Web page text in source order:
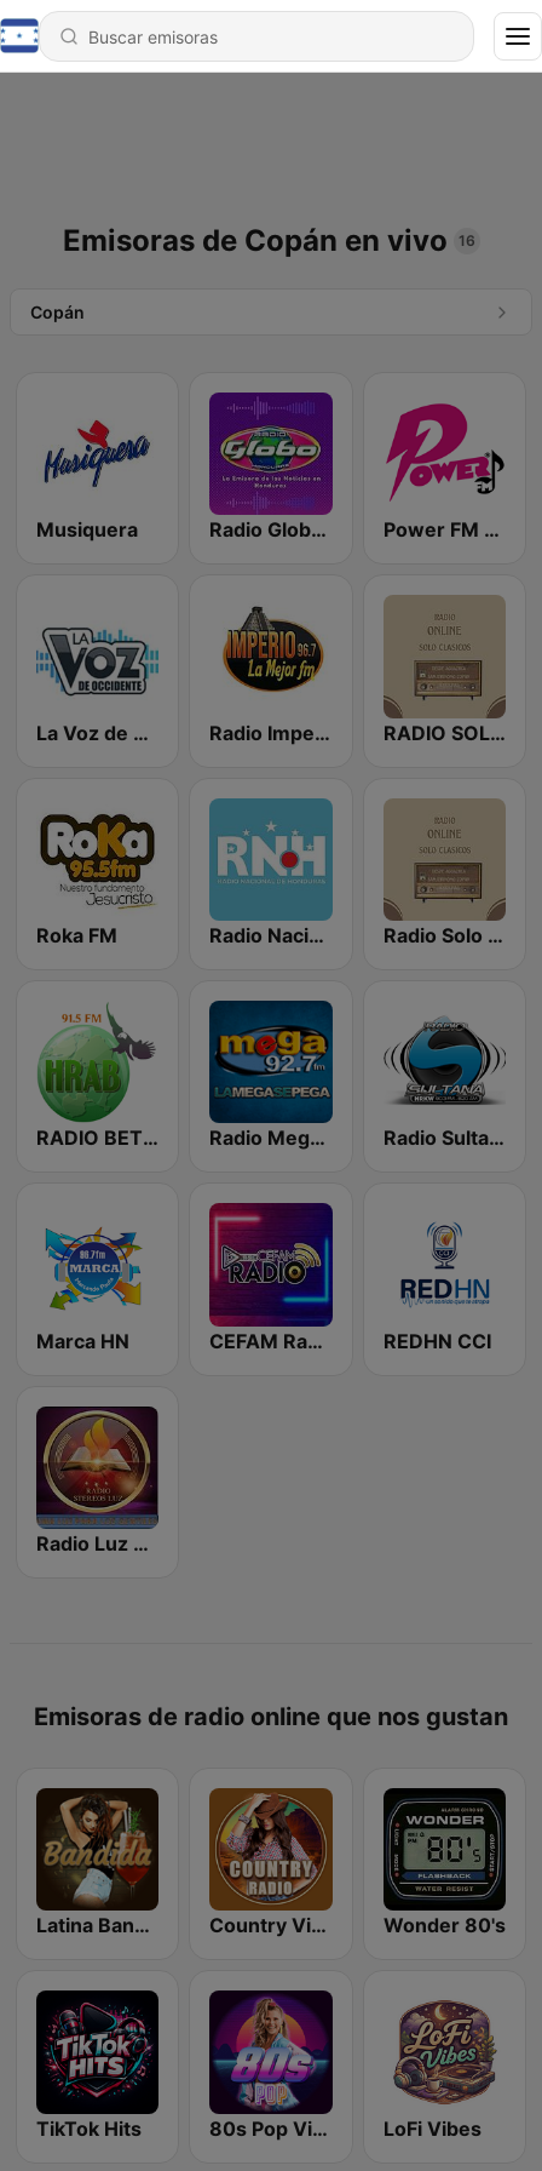
Emisoras de Copán en vivo 16
Copán
Musiquera Radio Globo Honduras Power FM Honduras
La Voz de Occidente Radio Imperio HN RADIO SOLO CLASICOS SOLO BUENA MUSICA
Roka FM Radio Nacional de Honduras Radio Solo Clasicos Online
RADIO BETEL HRAB Radio Mega 92.7 FM Radio Sultana
Marca HN CEFAM Radio 88.3 FM REDHN CCI
Radio Luz Estereo
Emisoras de radio online que nos gustan
Latina Bandida! Country Vibes Wonder 80's
TikTok Hits 80s Pop Vibes LoFi Vibes